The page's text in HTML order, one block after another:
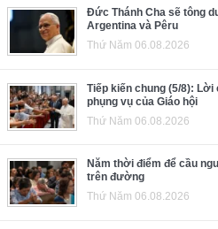
Đức Thánh Cha sẽ tông
Argentina và Pêru
Thứ Năm 06.08.2026
Tiếp kiến chung (5/8): Lời
phụng vụ của Giáo hội
Thứ Năm 06.08.2026
Năm thời điểm để cầu
trên đường
Thứ Năm 06.08.2026